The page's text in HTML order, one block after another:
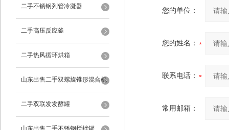
二手不锈钢列管冷凝器
二手高压反应釜
二手热风循环烘箱
山东出售二手双螺旋锥形混合机
二手双联发发酵罐
山东出售二手不锈钢搅拌罐
您的单位：
您的姓名：
联系电话：
常用邮箱：